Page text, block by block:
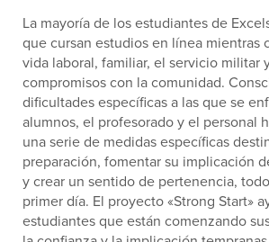
La mayoría de los estudiantes de
que cursan estudios en línea mientras
vida laboral, familiar, el servicio militar
compromisos con la comunidad.
dificultades específicas a las que se
alumnos, el profesorado y el personal
una serie de medidas específicas
preparación, fomentar su implicación
y crear un sentido de pertenencia,
primer día. El proyecto «Strong Start»
estudiantes que están comenzando